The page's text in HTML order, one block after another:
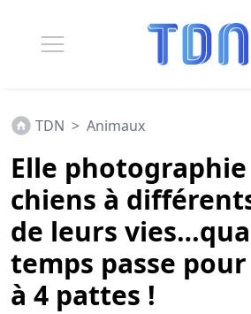
TDN > Animaux
Elle photographie
chiens à
de leurs
temps passe
à 4 pattes !